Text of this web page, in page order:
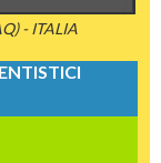
- ITALIA